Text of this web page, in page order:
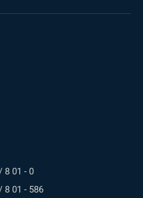
8 01 - 0
8 01 - 586